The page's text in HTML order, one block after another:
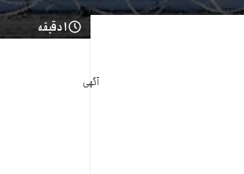
۱ دقیقه
آگهی